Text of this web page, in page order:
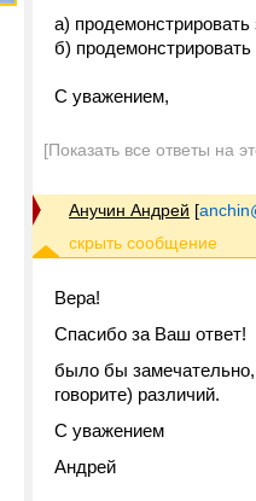
а)
б)
С уважением,
[Показать все ответы на
Анучин Андрей [
Вера!
Спасибо за Ваш ответ!
было бы
говорите) различий.
С уважением
Андрей